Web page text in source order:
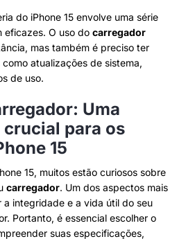
do iPhone 15 envolve uma série
eficazes. O uso do carregador
mas também é preciso ter
atualizações de sistema,
de uso.
Uma
para os
15
15, muitos estão curiosos sobre
carregador. Um dos aspectos mais
a integridade e a vida útil do seu
Portanto, é essencial escolher o
suas especificações,